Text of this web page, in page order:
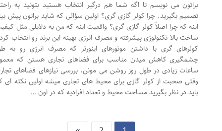
براتون می نویسم تا اگه شما هم درگیر انتخاب هستید بتونید به راحتی
تصمیم بگیرید. چرا کولر گازی گری؟ اولین سؤالی که شاید براتون پیش بیاد
اینه که چرا اصلاً کولر گازی گری؟ واقعیت اینه که من به دلایلی مثل کیفیت
ساخت بالا تکنولوژی پیشرفته و مصرف انرژی بهینه این برند رو انتخاب کردم
کولرهای گری با داشتن موتورهای اینورتر که مصرف انرژی رو به طور
چشمگیری کاهش میدن مناسب برای فضاهای تجاری هستن که معمولاً
ساعات زیادی در طول روز روشن می مونن. بررسی نیازهای فضاهای تجاری
وقتی صحبت از کولر گازی برای محیط های تجاری میشه اولین نکته ای که
باید در نظر بگیرید مساحت محیط و تعداد افرادیه که در اون …